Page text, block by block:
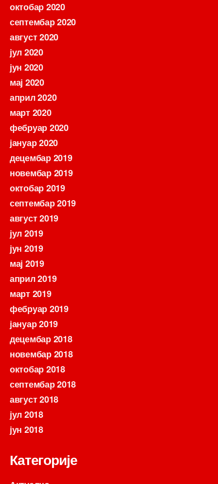
октобар 2020
септембар 2020
август 2020
јул 2020
јун 2020
мај 2020
април 2020
март 2020
фебруар 2020
јануар 2020
децембар 2019
новембар 2019
октобар 2019
септембар 2019
август 2019
јул 2019
јун 2019
мај 2019
април 2019
март 2019
фебруар 2019
јануар 2019
децембар 2018
новембар 2018
октобар 2018
септембар 2018
август 2018
јул 2018
јун 2018
Категорије